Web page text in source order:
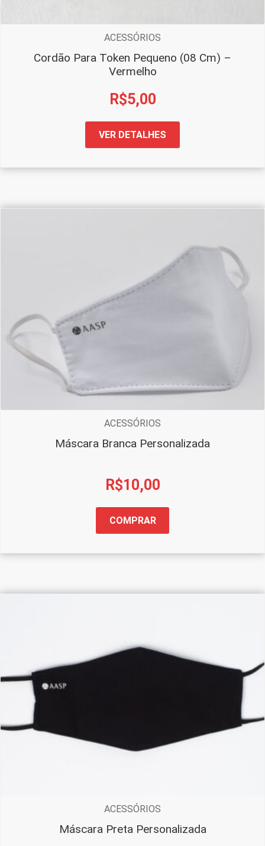
ACESSÓRIOS
Cordão Para Token Pequeno (08 Cm) –
Vermelho
R$5,00
VER DETALHES
ACESSÓRIOS
Máscara Branca Personalizada
R$10,00
COMPRAR
ACESSÓRIOS
Máscara Preta Personalizada